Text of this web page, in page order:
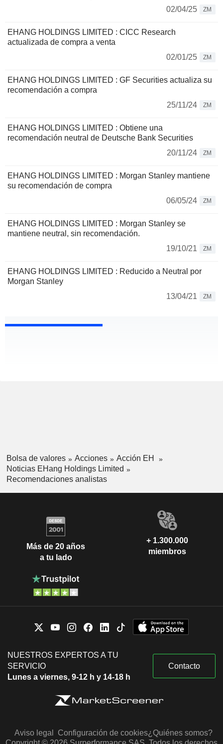
02/04/25
ZM
EHANG HOLDINGS LIMITED : CICC Research
actualizada de compra a venta
02/01/25
ZM
EHANG HOLDINGS LIMITED : GF Securities actualiza su
recomendación a compra
25/11/24
ZM
EHANG HOLDINGS LIMITED : Obtiene una
recomendación neutral de Deutsche Bank Securities
20/11/24
ZM
EHANG HOLDINGS LIMITED : Morgan Stanley mantiene
su recomendación de compra
06/05/24
ZM
EHANG HOLDINGS LIMITED : Morgan Stanley se
mantiene neutral, sin recomendación.
19/10/21
ZM
EHANG HOLDINGS LIMITED : Reducido a Neutral por
Morgan Stanley
13/04/21
ZM
Bolsa de valores Acciones
Acción EH
Noticias EHang Holdings Limited
Recomendaciones analistas
Más de 20 años
a tu lado
+ 1.300.000
miembros
NUESTROS EXPERTOS A TU
SERVICIO
Lunes a viernes, 9-12 h y 14-18 h
Contacto
Aviso legal Configuración de cookies¿Quiénes somos?